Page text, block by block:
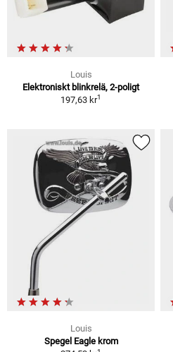
Louis
Elektroniskt blinkrelä, 2-poligt
197,63 kr1
Louis
Spegel Eagle krom